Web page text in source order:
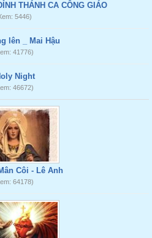
THÁNH CA CÔNG GIÁO
5446)
lên _ Mai Hậu
41776)
Night
46672)
Côi - Lê Anh
64178)